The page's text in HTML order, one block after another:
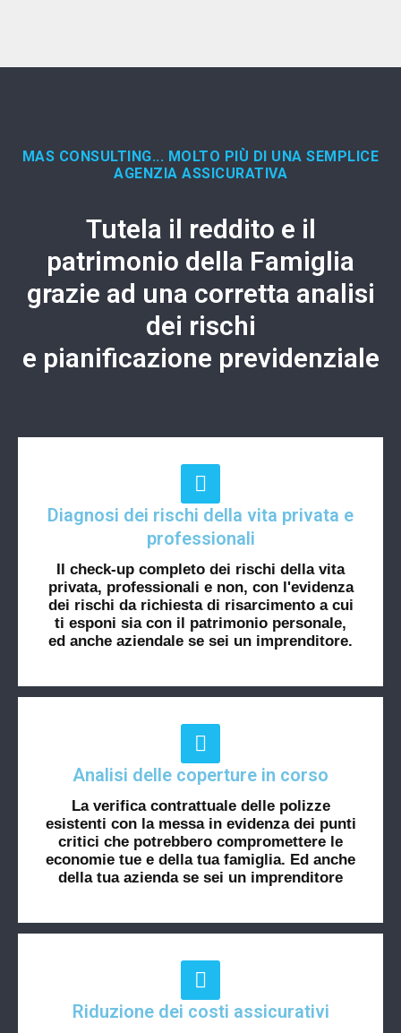
MAS CONSULTING... MOLTO PIÙ DI UNA SEMPLICE
AGENZIA ASSICURATIVA
Tutela il reddito e il
patrimonio della Famiglia
grazie ad una corretta analisi
dei rischi
e pianificazione previdenziale
Diagnosi dei rischi della vita privata e
professionali
Il check-up completo dei rischi della vita
privata, professionali e non, con l'evidenza
dei rischi da richiesta di risarcimento a cui
ti esponi sia con il patrimonio personale,
ed anche aziendale se sei un imprenditore.
Analisi delle coperture in corso
La verifica contrattuale delle polizze
esistenti con la messa in evidenza dei punti
critici che potrebbero compromettere le
economie tue e della tua famiglia. Ed anche
della tua azienda se sei un imprenditore
Riduzione dei costi assicurativi